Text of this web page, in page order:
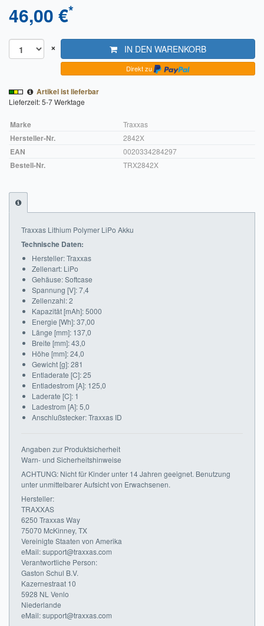
Widerrufsrecht
Widerrufsbelehrung für den Verkauf von Waren / Muster-
Widerrufsformular
Widerrufsbelehrung für digitale Waren / Muster-
Widerrufsformular
Datenschutzerklärung
Hinweise zur Batterieentsorgung
Impressum
FAQ
ÜBER UNS
Was wir bieten
Unsere Philosophie
KONTAKT
MEIN KONTO
WARENKORB
46,00 €*
× IN DEN WARENKORB
Direkt zu
Artikel ist lieferbar
Lieferzeit: 5-7 Werktage
Marke Traxxas
Hersteller-Nr. 2842X
EAN 0020334284297
Bestell-Nr. TRX2842X
Traxxas Lithium Polymer LiPo Akku
Technische Daten:
Hersteller: Traxxas
Zellenart: LiPo
Gehäuse: Softcase
Spannung [V]: 7,4
Zellenzahl: 2
Kapazität [mAh]: 5000
Energie [Wh]: 37,00
Länge [mm]: 137,0
Breite [mm]: 43,0
Höhe [mm]: 24,0
Gewicht [g]: 281
Entladerate [C]: 25
Entladestrom [A]: 125,0
Laderate [C]: 1
Ladestrom [A]: 5,0
Anschlußstecker: Traxxas ID
Angaben zur Produktsicherheit
Warn- und Sicherheitshinweise
ACHTUNG: Nicht für Kinder unter 14 Jahren geeignet. Benutzung
unter unmittelbarer Aufsicht von Erwachsenen.
Hersteller:
TRAXXAS
6250 Traxxas Way
75070 McKinney, TX
Vereinigte Staaten von Amerika
eMail: support@traxxas.com
Verantwortliche Person:
Gaston Schul B.V.
Kazernestraat 10
5928 NL Venlo
Niederlande
eMail: support@traxxas.com